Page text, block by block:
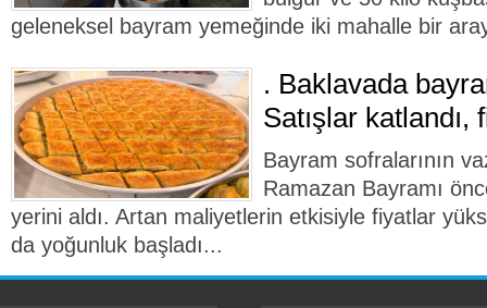
geleneksel bayram yemeğinde iki mahalle bir
. Baklavada
Satışlar
Bayram sofralarının
Ramazan Bayramı
yerini aldı. Artan maliyetlerin etkisiyle fiyatlar
da yoğunluk başladı...